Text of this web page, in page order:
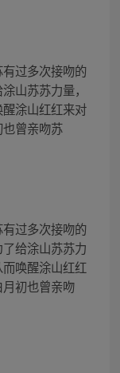
过多次接吻的
山苏苏力量，
涂山红红来对
曾亲吻苏
过多次接吻的
给涂山苏苏力
唤醒涂山红红
初也曾亲吻